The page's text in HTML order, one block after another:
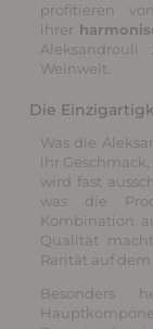
profitieren
ihrer
Weinwelt.
Die
Was die
ihr
wird fast
was die
Kombination
Qualität
Rarität auf
Besonders